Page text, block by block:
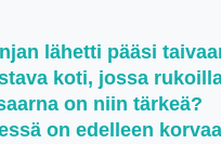
lähetti pääsi
koti, jossa
on niin tärkeä?
on edelleen